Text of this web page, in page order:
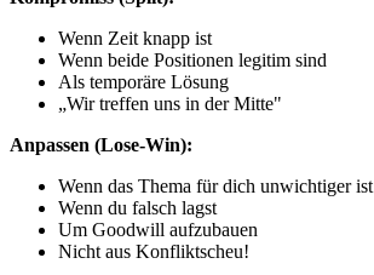
Wenn Zeit knapp ist
Wenn beide Positionen legitim sind
Als temporäre Lösung
„Wir treffen uns in der Mitte"
Anpassen (Lose-Win):
Wenn das Thema für dich unwichtiger ist
Wenn du falsch lagst
Um Goodwill aufzubauen
Nicht aus Konfliktscheu!